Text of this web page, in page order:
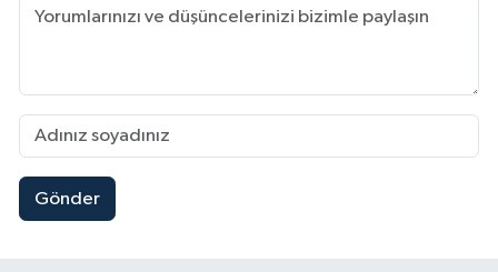
Gönder